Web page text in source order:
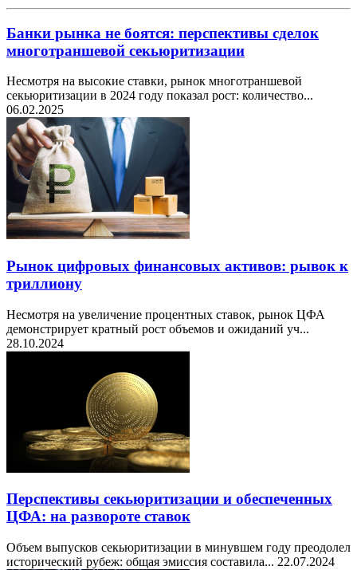
Банки рынка не боятся: перспективы сделок
многотраншевой секьюритизации
Несмотря на высокие ставки, рынок многотраншевой
секьюритизации в 2024 году показал рост: количество...
06.02.2025
Рынок цифровых финансовых активов: рывок к
триллиону
Несмотря на увеличение процентных ставок, рынок ЦФА
демонстрирует кратный рост объемов и ожиданий уч...
28.10.2024
Перспективы секьюритизации и обеспеченных
ЦФА: на развороте ставок
Объем выпусков секьюритизации в минувшем году преодолел
исторический рубеж: общая эмиссия составила... 22.07.2024